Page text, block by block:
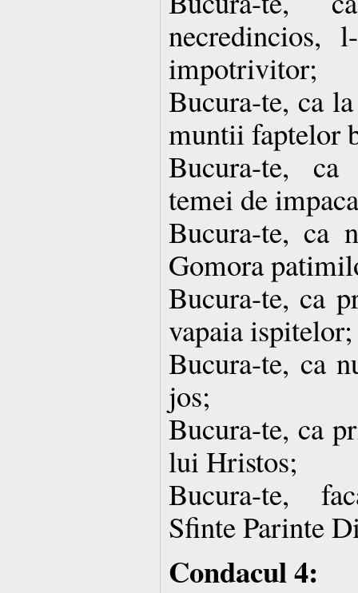
impotrivitor;
Bucura-te, ca
muntii faptelor
Bucura-te,
temei de
Bucura-te, ca
Gomora
Bucura-te, ca
vapaia ispitelor;
Bucura-te, ca
jos;
Bucura-te, ca
lui Hristos;
Bucura-te,
Sfinte Parinte
Condacul 4: